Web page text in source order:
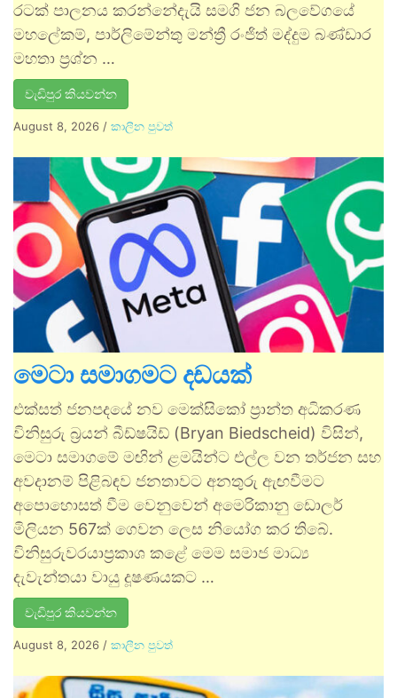
රටක් පාලනය කරන්නේදැයි සමගි ජන බලවේගයේ
මහලේකම්, පාර්ලිමේන්තු මන්ත්‍රී රංජිත් මද්දුම බණ්ඩාර
මහතා ප්‍රශ්න …
වැඩිපුර කියවන්න
August 8, 2026 / කාලීන පුවත්
මෙටා සමාගමට දඩයක්
එක්සත් ජනපදයේ නව මෙක්සිකෝ ප්‍රාන්ත අධිකරණ
විනිසුරු බ්‍රයන් බීඩ්ෂයිඩ් (Bryan Biedscheid) විසින්,
මෙටා සමාගමේ මඟින් ළමයින්ට එල්ල වන තර්ජන සහ
අවදානම් පිළිබඳව ජනතාවට අනතුරු ඇඟවීමට
අපොහොසත් වීම වෙනුවෙන් අමෙරිකානු ඩොලර්
මිලියන 567ක් ගෙවන ලෙස නියෝග කර තිබේ.
විනිසුරුවරයාප්‍රකාශ කළේ මෙම සමාජ මාධ්‍ය
දැවැන්තයා වායු දූෂණයකට …
වැඩිපුර කියවන්න
August 8, 2026 / කාලීන පුවත්